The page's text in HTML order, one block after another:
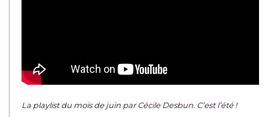
La playlist du mois de juin par Cécile Desbun. C’est l’été !